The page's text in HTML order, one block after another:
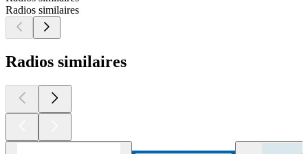
Radios similaires
Radios similaires